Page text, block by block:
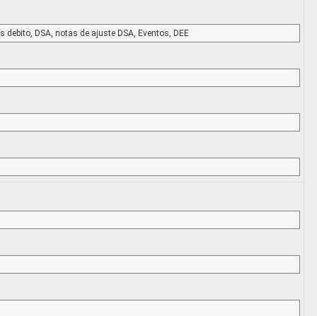
DSA, notas de ajuste DSA, Eventos, DEE